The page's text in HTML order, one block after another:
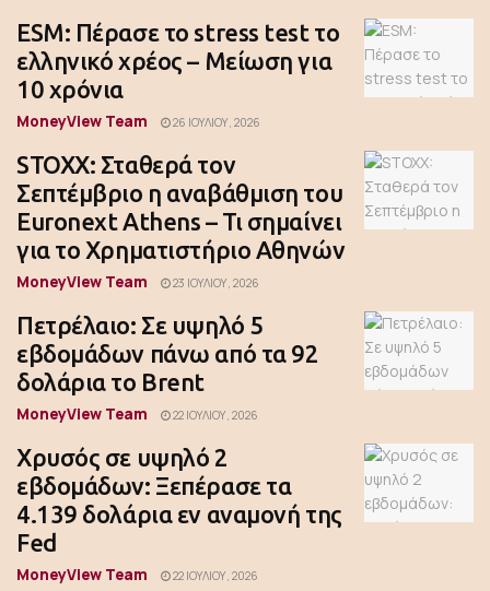
ESM: Πέρασε το stress test το
ελληνικό χρέος – Μείωση για
10 χρόνια
MoneyView Team 26 ΙΟΥΛΊΟΥ, 2026
STOXX: Σταθερά τον
Σεπτέμβριο η αναβάθμιση του
Euronext Athens – Τι σημαίνει
για το Χρηματιστήριο Αθηνών
MoneyView Team 23 ΙΟΥΛΊΟΥ, 2026
Πετρέλαιο: Σε υψηλό 5
εβδομάδων πάνω από τα 92
δολάρια το Brent
MoneyView Team 22 ΙΟΥΛΊΟΥ, 2026
Χρυσός σε υψηλό 2
εβδομάδων: Ξεπέρασε τα
4.139 δολάρια εν αναμονή της
Fed
MoneyView Team 22 ΙΟΥΛΊΟΥ, 2026